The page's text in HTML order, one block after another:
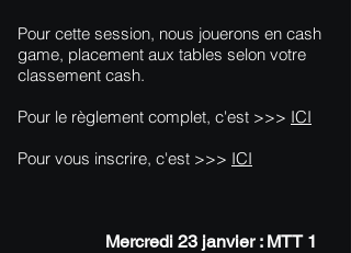
Pour cette session, nous jouerons en cash
game, placement aux tables selon votre
classement cash.
Pour le règlement complet, c'est >>> ICI
Pour vous inscrire, c'est >>> ICI
Mercredi 23 janvier : MTT 1